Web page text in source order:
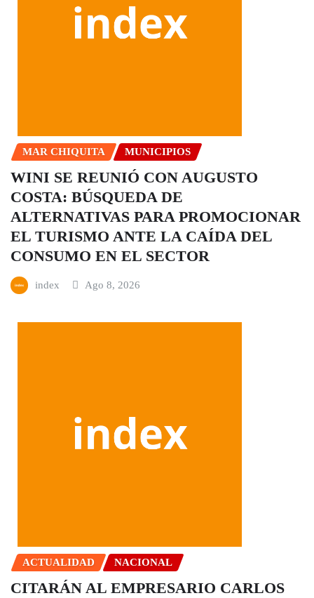
MAR CHIQUITA MUNICIPIOS
WINI SE REUNIÓ CON AUGUSTO
COSTA: BÚSQUEDA DE
ALTERNATIVAS PARA PROMOCIONAR
EL TURISMO ANTE LA CAÍDA DEL
CONSUMO EN EL SECTOR
index Ago 8, 2026
ACTUALIDAD NACIONAL
CITARÁN AL EMPRESARIO CARLOS